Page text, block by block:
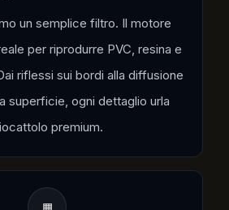
un semplice filtro. Il motore
per riprodurre PVC, resina e
riflessi sui bordi alla diffusione
superficie, ogni dettaglio urla
premium.
▦